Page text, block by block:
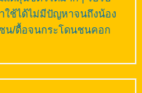
ใช้ได้ไม่มีปัญหาจนถึงน้อง
น/ดื้อจนกระโดนชนคอก